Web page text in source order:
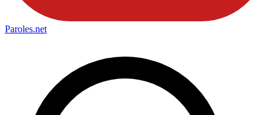
Paroles.net